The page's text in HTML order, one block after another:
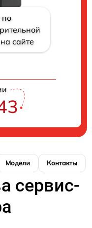
по
сайте
Модели Контакты
сервис-